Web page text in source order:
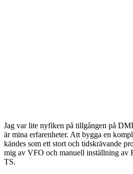
Jag var lite nyfiken på tillgången på
är mina erfarenheter. Att bygga en
kändes som ett stort och tidskrävande
mig av VFO och manuell inställning av
TS.